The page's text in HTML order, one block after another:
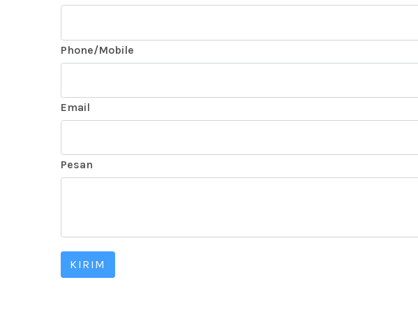
Phone/Mobile
Email
Pesan
KIRIM